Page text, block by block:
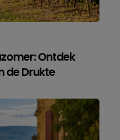
Ontdek
de Drukte